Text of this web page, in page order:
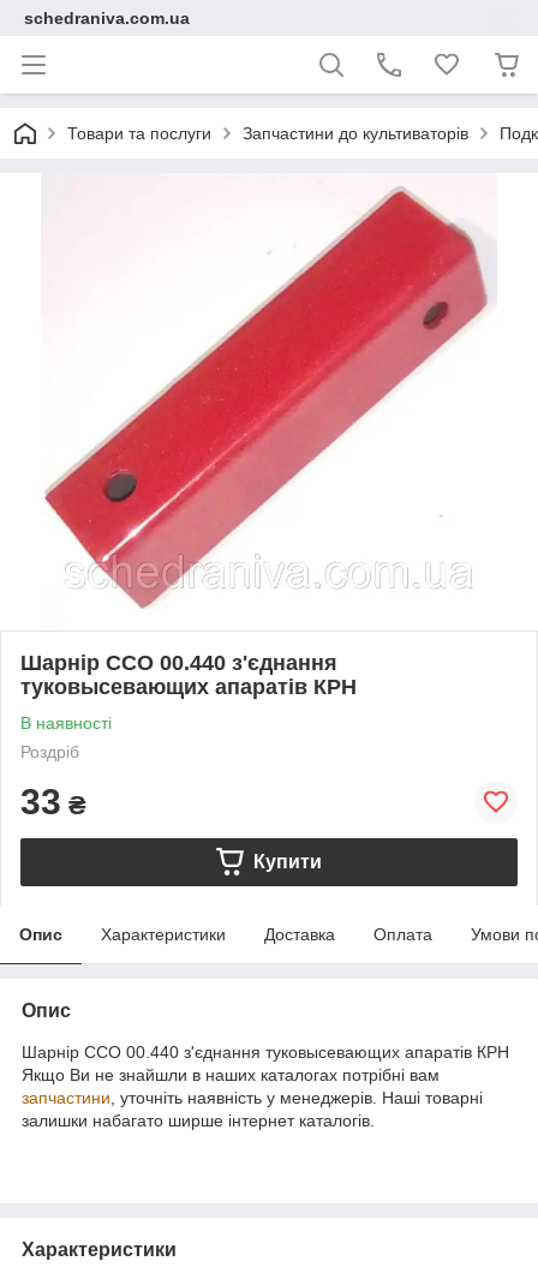
schedraniva.com.ua
Товари та послуги Запчастини до культиваторів
Шарнір ССО 00.440 з'єднання
туковысевающих апаратів КРН
В наявності
Роздріб
33 ₴
Купити
Опис Характеристики Доставка Оплата Умови
Опис
Шарнір ССО 00.440 з'єднання туковысевающих апаратів КРН
Якщо Ви не знайшли в наших каталогах потрібні вам
запчастини , уточніть наявність у менеджерів. Наші товарні
залишки набагато ширше інтернет каталогів.
Характеристики